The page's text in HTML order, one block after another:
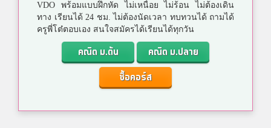
VDO พร้อมแบบฝึกหัด ไม่เหนื่อย ไม่ร้อน ไม่ต้องเดิน
ทาง เรียนได้ 24 ชม. ไม่ต้องนัดเวลา ทบทวนได้ ถามได้
ครูพี่โต๋ตอบเอง สนใจสมัครได้เรียนได้ทุกวัน
คณิต ม.ต้น
คณิต ม.ปลาย
ซื้อคอร์ส